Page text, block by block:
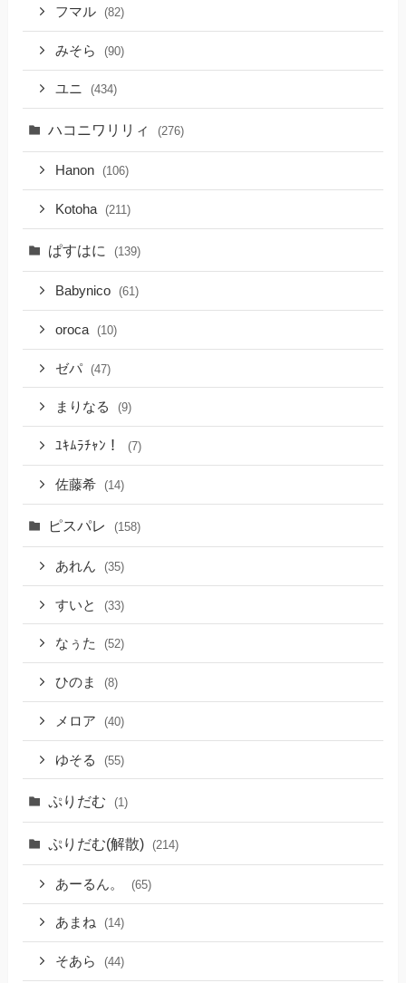
フマル (82)
みそら (90)
ユニ (434)
ハコニワリリィ (276)
Hanon (106)
Kotoha (211)
ぱすはに (139)
Babynico (61)
oroca (10)
ゼパ (47)
まりなる (9)
ﾕｷﾑﾗﾁｬﾝ！ (7)
佐藤希 (14)
ピスパレ (158)
あれん (35)
すいと (33)
なぅた (52)
ひのま (8)
メロア (40)
ゆそる (55)
ぷりだむ (1)
ぷりだむ(解散) (214)
あーるん。 (65)
あまね (14)
そあら (44)